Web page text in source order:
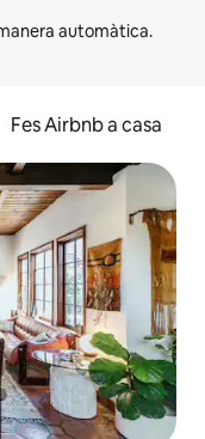
Fes Airbnb a casa